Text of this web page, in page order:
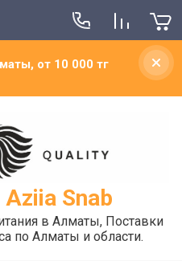
от 10 000 тг
Snab
в Алматы, Поставки
по Алматы и области.